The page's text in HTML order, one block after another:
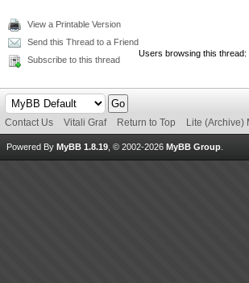
View a Printable Version
Send this Thread to a Friend
Subscribe to this thread
Users browsing this thread:
Contact Us Vitali Graf Return to Top Lite (Archive)
Powered By MyBB 1.8.19 , © 2002-2026 MyBB Group